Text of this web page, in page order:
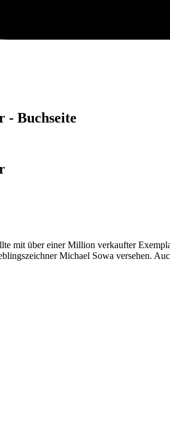
- Buchseite
mit über einer Million verkaufter
Michael Sowa versehen.